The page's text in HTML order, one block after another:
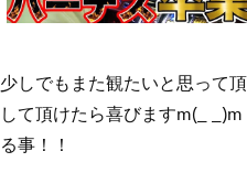
少しでもまた観たいと思って
して頂けたら喜びますm(_
る事！！